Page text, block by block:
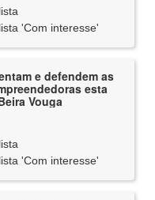
'Com interesse'
e defendem as
esta
Vouga
'Com interesse'